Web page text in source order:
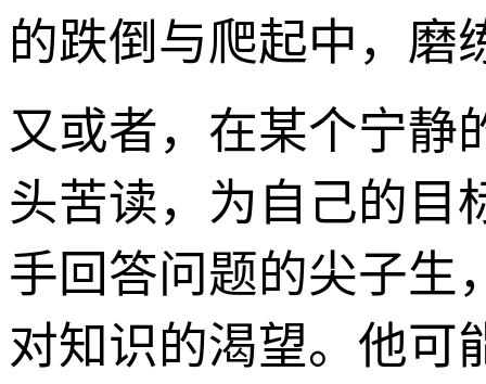
的跌倒与爬起中，磨
又或者，在某个宁静
头苦读，为自己的目
手回答问题的尖子生
对知识的渴望。他可